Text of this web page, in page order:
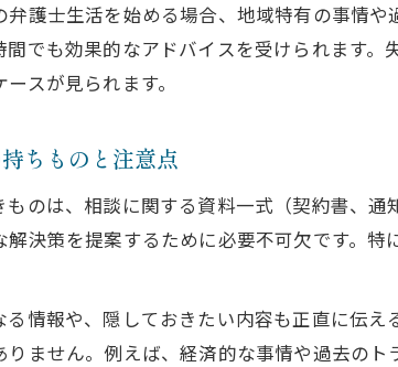
弁護士に頼め
お金がなくて
信頼できる弁護士
口コミや評判
弁護士生活を始める場合、地域特有の事情
でも効果的なアドバイスを受けられます
スが見られます。
ちものと注意点
のは、相談に関する資料一式（契約書、
決策を提案するために必要不可欠です。
情報や、隠しておきたい内容も正直に伝
ません。例えば、経済的な事情や過去の